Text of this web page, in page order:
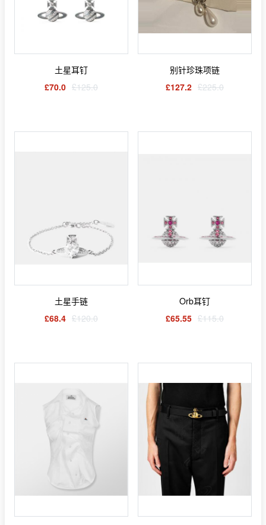
土星耳钉
£70.0 £125.0
别针珍珠项链
£127.2 £225.0
土星手链
£68.4 £120.0
Orb耳钉
£65.55 £115.0